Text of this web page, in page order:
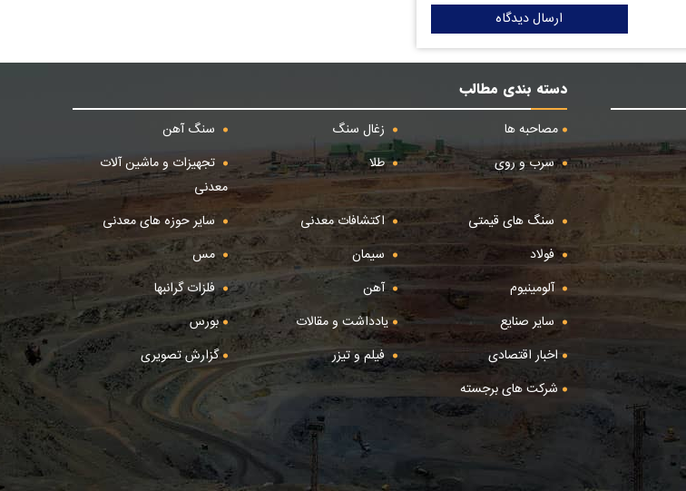
ارسال دیدگاه
دسته بندی مطالب
مصاحبه ها
زغال سنگ
سنگ آهن
سرب و روی
طلا
تجهیزات و ماشین آلات
معدنی
سنگ های قیمتی
اکتشافات معدنی
سایر حوزه های معدنی
فولاد
سیمان
مس
آلومینیوم
آهن
فلزات گرانبها
سایر صنایع
یادداشت و مقالات
بورس
اخبار اقتصادی
فیلم و تیزر
گزارش تصویری
شرکت های برجسته